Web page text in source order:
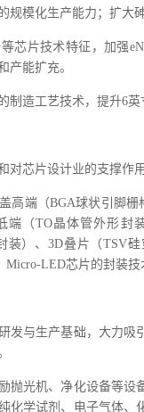
规模化生产能力；扩大
芯片技术特征，加强
产能扩充。
制造工艺技术，提升6
对芯片设计业的支撑作
高端（BGA球状引脚
端（TO晶体管外形封
装）、3D叠片（TSV
Micro-LED芯片的封装
发与生产基础，大力
抛光机、净化设备等
化学试剂、电子气体